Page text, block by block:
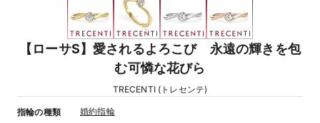
【ローサS】愛されるよろこび 永遠の輝きを包
む可憐な花びら
TRECENTI (トレセンテ)
指輪の種類 婚約指輪